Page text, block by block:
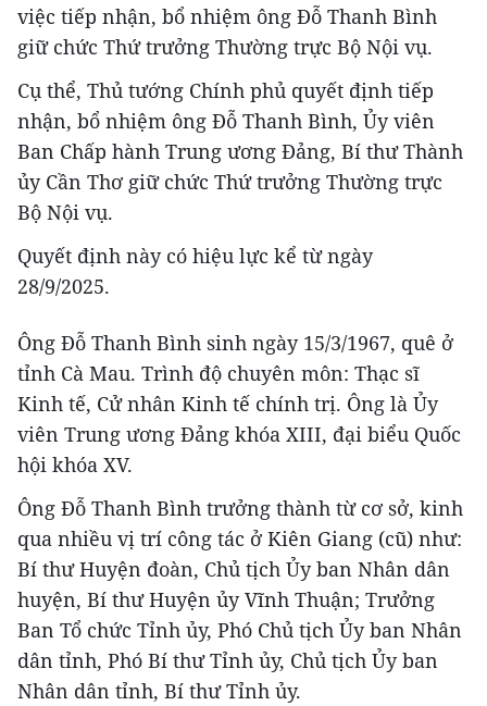
việc tiếp nhận, bổ nhiệm ông Đỗ Thanh Bình
giữ chức Thứ trưởng Thường trực Bộ Nội vụ.
Cụ thể, Thủ tướng Chính phủ quyết định tiếp
nhận, bổ nhiệm ông Đỗ Thanh Bình, Ủy viên
Ban Chấp hành Trung ương Đảng, Bí thư Thành
ủy Cần Thơ giữ chức Thứ trưởng Thường trực
Bộ Nội vụ.
Quyết định này có hiệu lực kể từ ngày
28/9/2025.
Ông Đỗ Thanh Bình sinh ngày 15/3/1967, quê ở
tỉnh Cà Mau. Trình độ chuyên môn: Thạc sĩ
Kinh tế, Cử nhân Kinh tế chính trị. Ông là Ủy
viên Trung ương Đảng khóa XIII, đại biểu Quốc
hội khóa XV.
Ông Đỗ Thanh Bình trưởng thành từ cơ sở, kinh
qua nhiều vị trí công tác ở Kiên Giang (cũ) như:
Bí thư Huyện đoàn, Chủ tịch Ủy ban Nhân dân
huyện, Bí thư Huyện ủy Vĩnh Thuận; Trưởng
Ban Tổ chức Tỉnh ủy, Phó Chủ tịch Ủy ban Nhân
dân tỉnh, Phó Bí thư Tỉnh ủy, Chủ tịch Ủy ban
Nhân dân tỉnh, Bí thư Tỉnh ủy.